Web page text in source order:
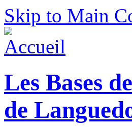
Skip to Main
Les Bases
de